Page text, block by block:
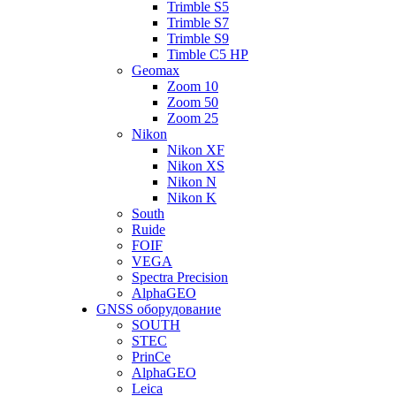
Trimble S5
Trimble S7
Trimble S9
Timble C5 HP
Geomax
Zoom 10
Zoom 50
Zoom 25
Nikon
Nikon XF
Nikon XS
Nikon N
Nikon K
South
Ruide
FOIF
VEGA
Spectra Precision
AlphaGEO
GNSS оборудование
SOUTH
STEC
PrinCe
AlphaGEO
Leica